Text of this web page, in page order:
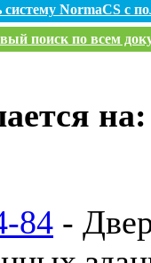
систему NormaCS с
поиск по всем
на:
84 -